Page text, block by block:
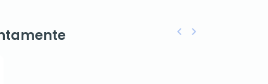
Anterior
keyboard_arrow_left Siguiente
keyboard_arrow_right